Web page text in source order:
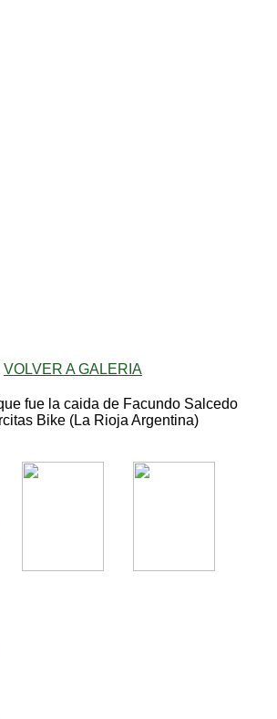
VOLVER A GALERIA
fue la caida de Facundo Salcedo
Bike (La Rioja Argentina)